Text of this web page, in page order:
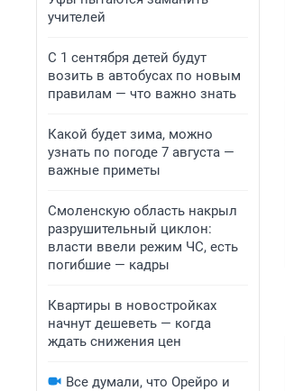
учителей
С 1 сентября детей будут
возить в автобусах по новым
правилам — что важно знать
Какой будет зима, можно
узнать по погоде 7 августа —
важные приметы
Смоленскую область накрыл
разрушительный циклон:
власти ввели режим ЧС, есть
погибшие — кадры
Квартиры в новостройках
начнут дешеветь — когда
ждать снижения цен
Все думали, что Орейро и